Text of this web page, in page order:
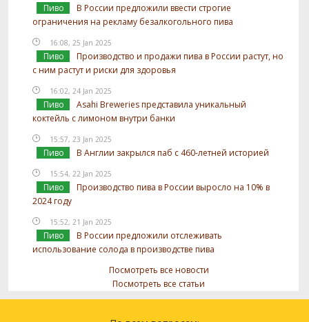
Пиво
В России предложили ввести строгие
ограничения на рекламу безалкогольного пива
16:08, 25 Jan 2025
Пиво
Производство и продажи пива в России растут, но
с ним растут и риски для здоровья
16:02, 24 Jan 2025
Пиво
Asahi Breweries представила уникальный
коктейль с лимоном внутри банки
15:57, 23 Jan 2025
Пиво В Англии закрылся паб с 460-летней историей
15:54, 22 Jan 2025
Пиво
Производство пива в России выросло на 10% в
2024 году
15:52, 21 Jan 2025
Пиво
В России предложили отслеживать
использование солода в производстве пива
Посмотреть все новости
Посмотреть все статьи